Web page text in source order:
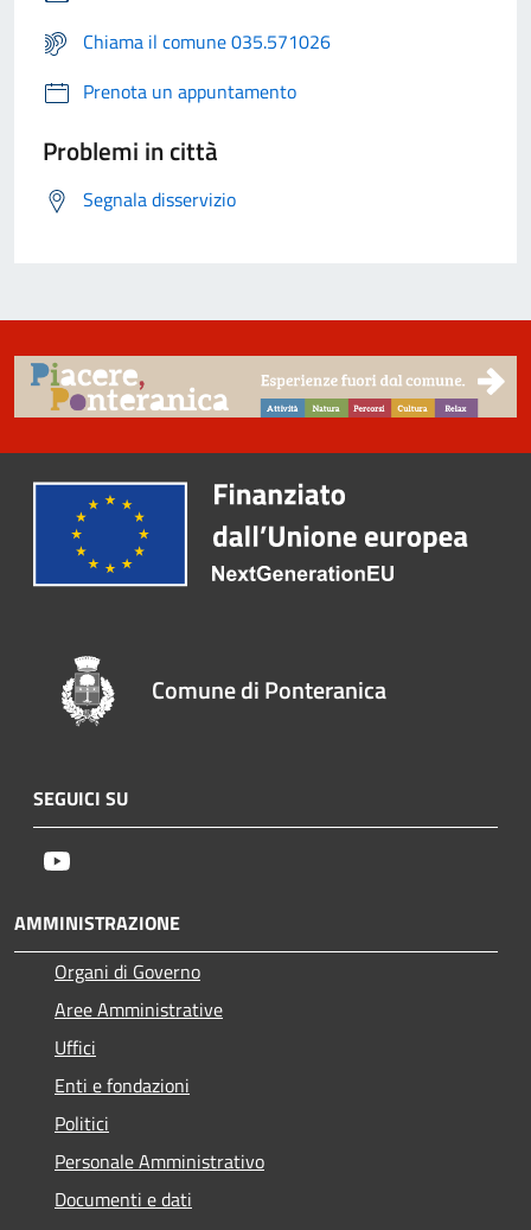
Chiama il comune 035.571026
Prenota un appuntamento
Problemi in città
Segnala disservizio
Comune di Ponteranica
SEGUICI SU
AMMINISTRAZIONE
Organi di Governo
Aree Amministrative
Uffici
Enti e fondazioni
Politici
Personale Amministrativo
Documenti e dati